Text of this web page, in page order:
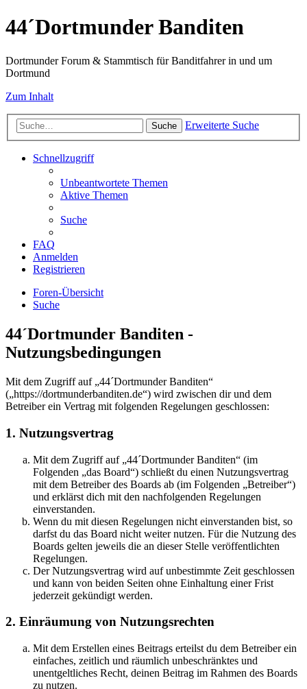
44´Dortmunder Banditen
Dortmunder Forum & Stammtisch für Banditfahrer in und um
Dortmund
Zum Inhalt
Suche Erweiterte Suche
Schnellzugriff
Unbeantwortete Themen
Aktive Themen
Suche
FAQ
Anmelden
Registrieren
Foren-Übersicht
Suche
44´Dortmunder Banditen -
Nutzungsbedingungen
Mit dem Zugriff auf „44´Dortmunder Banditen“
(„https://dortmunderbanditen.de“) wird zwischen dir und dem
Betreiber ein Vertrag mit folgenden Regelungen geschlossen:
1. Nutzungsvertrag
Mit dem Zugriff auf „44´Dortmunder Banditen“ (im
Folgenden „das Board“) schließt du einen Nutzungsvertrag
mit dem Betreiber des Boards ab (im Folgenden „Betreiber“)
und erklärst dich mit den nachfolgenden Regelungen
einverstanden.
Wenn du mit diesen Regelungen nicht einverstanden bist, so
darfst du das Board nicht weiter nutzen. Für die Nutzung des
Boards gelten jeweils die an dieser Stelle veröffentlichten
Regelungen.
Der Nutzungsvertrag wird auf unbestimmte Zeit geschlossen
und kann von beiden Seiten ohne Einhaltung einer Frist
jederzeit gekündigt werden.
2. Einräumung von Nutzungsrechten
Mit dem Erstellen eines Beitrags erteilst du dem Betreiber ein
einfaches, zeitlich und räumlich unbeschränktes und
unentgeltliches Recht, deinen Beitrag im Rahmen des Boards
zu nutzen.